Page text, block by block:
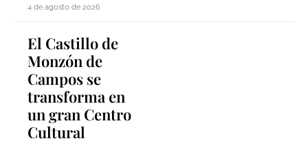
4 de agosto de 2026
El Castillo de
Monzón de
Campos se
transforma en
un gran Centro
Cultural